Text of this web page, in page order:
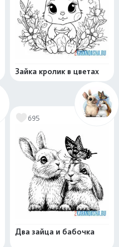
Зайка кролик в цветах
695
Два зайца и бабочка